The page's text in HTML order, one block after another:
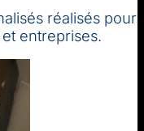
réalisés pour
entreprises.